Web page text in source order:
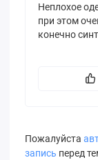
Неплохое
при этом
конечно
Пожалуйста
запись перед